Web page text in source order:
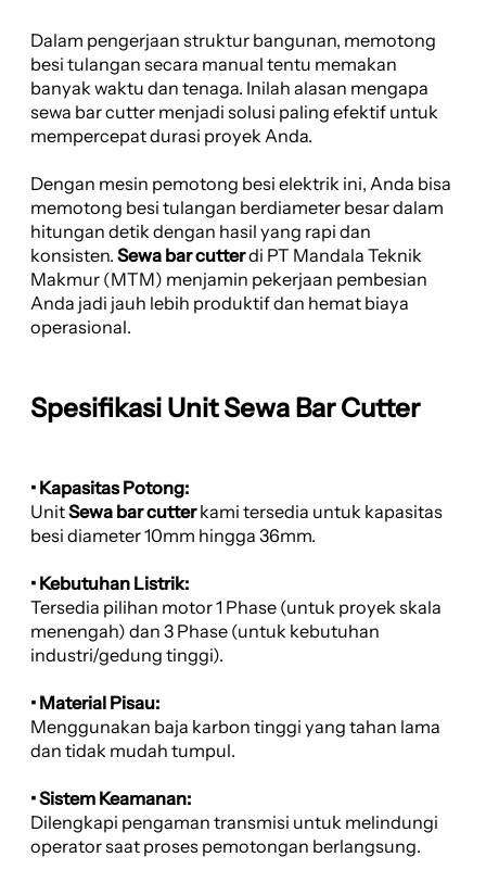
Dalam pengerjaan struktur bangunan, memotong
besi tulangan secara manual tentu memakan
banyak waktu dan tenaga. Inilah alasan mengapa
sewa bar cutter menjadi solusi paling efektif untuk
mempercepat durasi proyek Anda.
Dengan mesin pemotong besi elektrik ini, Anda bisa
memotong besi tulangan berdiameter besar dalam
hitungan detik dengan hasil yang rapi dan
konsisten. Sewa bar cutterdi PT Mandala Teknik
Makmur (MTM) menjamin pekerjaan pembesian
Anda jadi jauh lebih produktif dan hemat biaya
operasional.
Spesifikasi Unit Sewa Bar Cutter
• Kapasitas Potong:
UnitSewa bar cutterkami tersedia untuk kapasitas
besi diameter 10mm hingga 36mm.
• Kebutuhan Listrik:
Tersedia pilihan motor 1 Phase (untuk proyek skala
menengah) dan 3 Phase (untuk kebutuhan
industri/gedung tinggi).
• Material Pisau:
Menggunakan baja karbon tinggi yang tahan lama
dan tidak mudah tumpul.
• Sistem Keamanan:
Dilengkapi pengaman transmisi untuk melindungi
operator saat proses pemotongan berlangsung.